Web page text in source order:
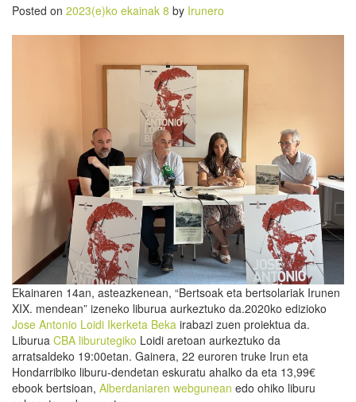
Posted on 2023(e)ko ekainak 8 by Irunero
Ekainaren 14an, asteazkenean, “Bertsoak eta bertsolariak Irunen
XIX. mendean” izeneko liburua aurkeztuko da.2020ko edizioko
Jose Antonio Loidi Ikerketa Beka irabazi zuen proiektua da.
Liburua CBA liburutegiko Loidi aretoan aurkeztuko da
arratsaldeko 19:00etan. Gainera, 22 euroren truke Irun eta
Hondarribiko liburu-dendetan eskuratu ahalko da eta 13,99€
ebook bertsioan, Alberdaniaren webgunean edo ohiko liburu